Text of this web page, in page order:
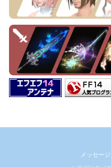
メッセー